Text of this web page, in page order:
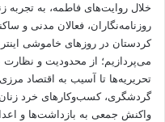
خلال روایت‌های فاطمه، به تجربه
روزنامه‌نگاران، فعالان مدنی و
کردستان در روزهای خاموشی
می‌پردازیم؛ از محدودیت و نظارت
تحریریه‌ها تا آسیب به اقتصاد
گردشگری، کسب‌وکارهای خرد
واکنش جمعی به بازداشت‌ها و